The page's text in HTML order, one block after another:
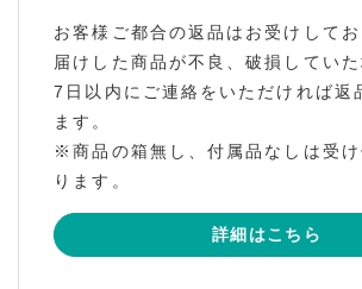
お客様ご都合の返品はお受けして
届けした商品が不良、破損してい
7日以内にご連絡をいただければ返
ます。
※商品の箱無し、付属品なしは受け
ります。
詳細はこちら